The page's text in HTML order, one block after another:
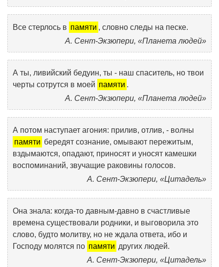
Все стерлось в памяти , словно следы на песке.
А. Сент-Экзюпери, «Планета людей»
А ты, ливийский бедуин, ты - наш спаситель, но твои
черты сотрутся в моей памяти .
А. Сент-Экзюпери, «Планета людей»
А потом наступает агония: прилив, отлив, - волны
памяти бередят сознание, омывают пережитым,
вздымаются, опадают, приносят и уносят камешки
воспоминаний, звучащие раковины голосов.
А. Сент-Экзюпери, «Цитадель»
Она знала: когда-то давным-давно в счастливые
времена существовали родники, и выговорила это
слово, будто молитву, но не ждала ответа, ибо и
Господу молятся по памяти других людей.
А. Сент-Экзюпери, «Цитадель»